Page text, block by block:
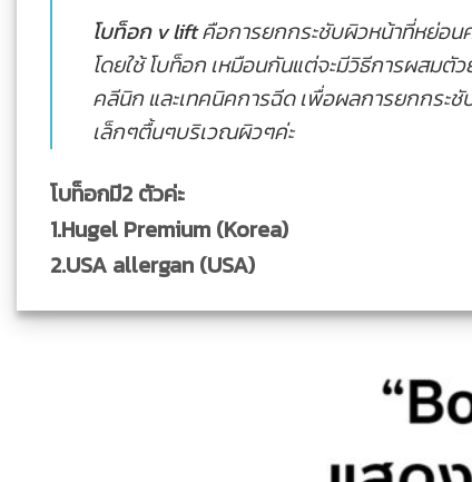
โบท็อก v liftคือการยกกระชับผิวหน้าที่หย่อน
โดยใช้ โบท็อก เหมือนกันแต่จะมีวิธีการผสมตั
คลีนิก และเทคนิคการฉีด เพื่อผลการยกกระ
เล็กๆตื้นๆบริเวณผิวๆค่ะ
โบท็อกมี2 ตัวค่ะ
1.Hugel Premium (Korea)
2.USA allergan (USA)